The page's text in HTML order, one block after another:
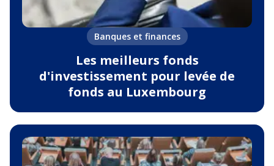
Banques et finances
Les meilleurs fonds
d'investissement pour levée de
fonds au Luxembourg